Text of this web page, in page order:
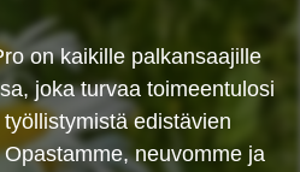
on kaikille palkansaajille
joka turvaa toimeentulosi
edistävien
neuvomme ja